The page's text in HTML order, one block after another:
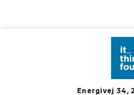
Energivej 34,